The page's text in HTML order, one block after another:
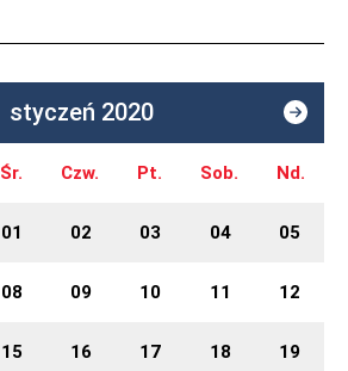
styczeń 2020
Śr. Czw. Pt. Sob. Nd.
01 02 03 04 05
08 09 10 11 12
15 16 17 18 19